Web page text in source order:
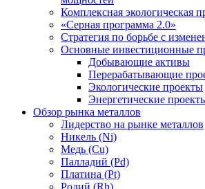
Комплексная экологическая
«Серная программа 2.0»
Стратегия по борьбе с
Основные инвестиционные
Добывающие активы
Перерабатывающие
Экологические проекты
Энергетические
Обзор рынка металлов
Лидерство на рынке металлов
Никель (Ni)
Медь (Cu)
Палладий (Pd)
Платина (Pt)
Родий (Rh)